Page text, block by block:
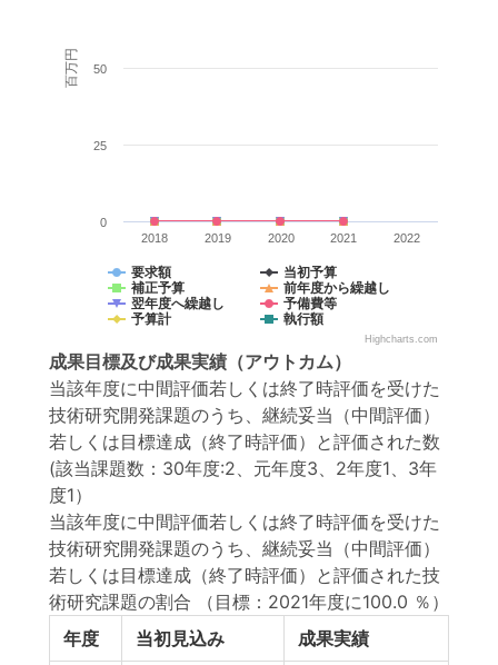
百万円
要求額
当初予算
補正予算
前年度から繰越し
翌年度へ繰越し
予備費等
予算計
執行額
2018 2019 2020 2021 2022
0
25
50
Highcharts.com
成果目標及び成果実績 （アウトカム）
当該年度に中間評価若しくは終了時評価を受けた
技術研究開発課題のうち、継続妥当（中間評価）
若しくは目標達成（終了時評価）と評価された数
(該当課題数：30年度:2、元年度3、2年度1、3年
度1）
当該年度に中間評価若しくは終了時評価を受けた
技術研究開発課題のうち、継続妥当（中間評価）
若しくは目標達成（終了時評価）と評価された技
術研究課題の割合
（目標：2021年度に100.0 ％）
年度
当初見込み 成果実績